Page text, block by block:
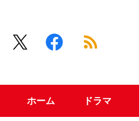
ホーム ドラマ